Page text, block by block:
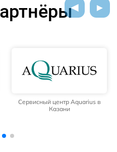
Сервисный центр Aquarius в
Казани